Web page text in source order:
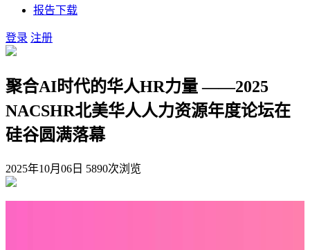
报告下载
登录 注册
聚合AI时代的华人HR力量 ——2025
NACSHR北美华人人力资源年度论坛在
硅谷圆满落幕
2025年10月06日 5890次浏览